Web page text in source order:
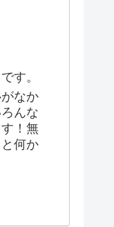
す。
なか
んな
！無
何か